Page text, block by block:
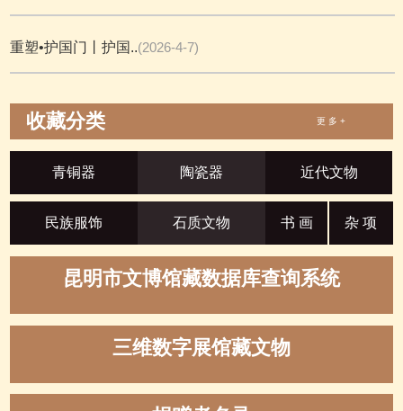
重塑•护国门丨护国..(2026-4-7)
收藏分类 更 多 +
青铜器 陶瓷器 近代文物
民族服饰 石质文物 书 画 杂 项
昆明市文博馆藏数据库查询系统
三维数字展馆藏文物